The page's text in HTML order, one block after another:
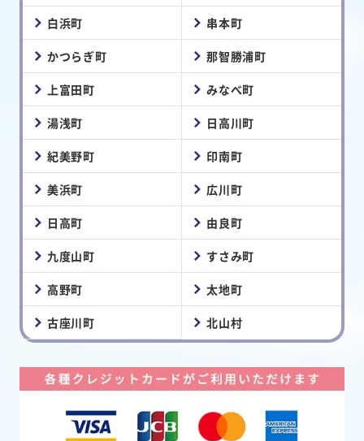
白浜町 串本町
かつらぎ町 那智勝浦町
上富田町 みなべ町
湯浅町 日高川町
紀美野町 印南町
美浜町 広川町
日高町 由良町
九度山町 すさみ町
高野町 太地町
古座川町 北山村